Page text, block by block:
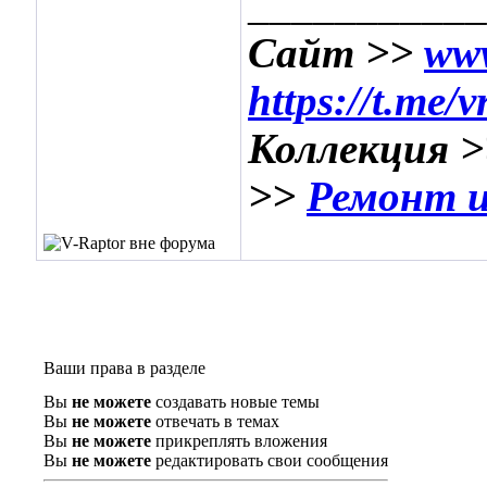
Сайт >>
https://t.me/
Коллекция
>> Ремонт
Ваши права в разделе
Вы не можете создавать новые темы
Вы не можете отвечать в темах
Вы не можете прикреплять вложения
Вы не можете редактировать свои сообщения